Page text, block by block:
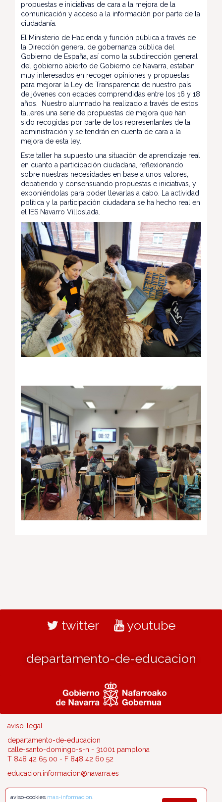
propuestas e iniciativas de cara a la mejora de la
comunicación y acceso a la información por parte de la
ciudadanía.
El Ministerio de Hacienda y función pública a través de
la Dirección general de gobernanza pública del
Gobierno de España, así como la subdirección general
del gobierno abierto de Gobierno de Navarra, estaban
muy interesados en recoger opiniones y propuestas
para mejorar la Ley de Transparencia de nuestro país
de jóvenes con edades comprendidas entre los 16 y 18
años. Nuestro alumnado ha realizado a través de estos
talleres una serie de propuestas de mejora que han
sido recogidas por parte de los representantes de la
administración y se tendrán en cuenta de cara a la
mejora de esta ley.
Este taller ha supuesto una situación de aprendizaje real
en cuanto a participación ciudadana, reflexionando
sobre nuestras necesidades en base a unos valores,
debatiendo y consensuando propuestas e iniciativas, y
exponiéndolas para poder llevarlas a cabo. La actividad
política y la participación ciudadana se ha hecho real en
el IES Navarro Villoslada.
twitter youtube
departamento-de-educacion
aviso-legal
departamento-de-educacion
calle-santo-domingo-s-n - 31001 pamplona
T 848 42 65 00 - F 848 42 60 52
educacion.informacion@navarra.es
aviso-cookies mas-informacion.